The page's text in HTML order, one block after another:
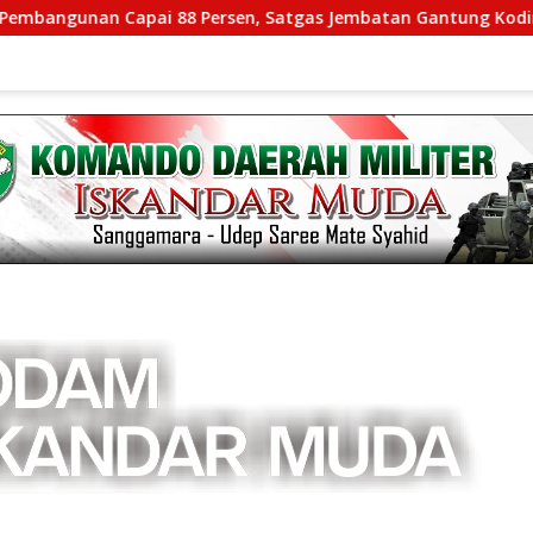
Capai 88 Persen, Satgas Jembatan Gantung Kodim 0108/